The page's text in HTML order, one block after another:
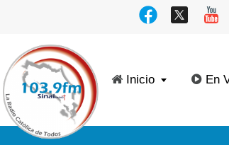
Inicio En